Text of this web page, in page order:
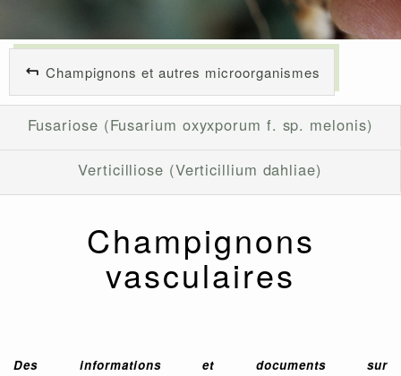
Champignons et autres microorganismes
Fusariose (Fusarium oxyxporum f. sp. melonis)
Verticilliose (Verticillium dahliae)
Champignons
vasculaires
Des informations et documents sur